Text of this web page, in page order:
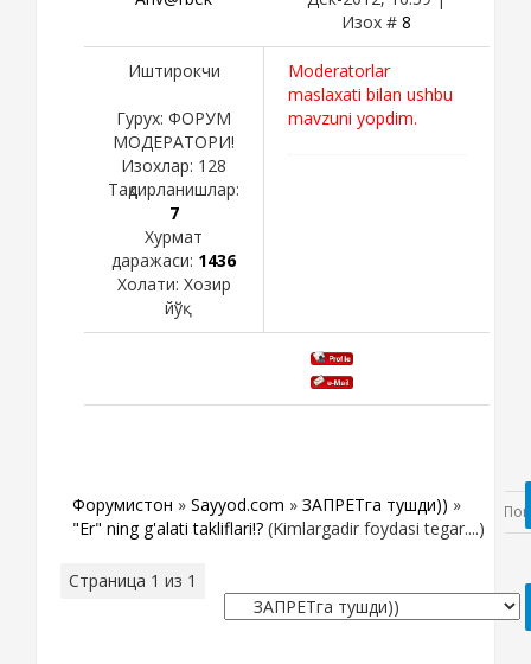
Изох # 8
Иштирокчи
Гурух: ФОРУМ
МОДЕРАТОРИ!
Изохлар: 128
Тақдирланишлар:
7
Хурмат
даражаси: 1436
Холати: Хозир
йўқ
Moderatorlar
maslaxati bilan ushbu
mavzuni yopdim.
Форумистон » Sayyod.com » ЗАПРЕТга тушди)) »
"Er" ning g'alati takliflari!? (Kimlargadir foydasi tegar....)
Страница 1 из 1